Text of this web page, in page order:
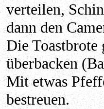
verteilen,
dann den
Die Toastbrote
überbacken
Mit etwas
bestreuen.